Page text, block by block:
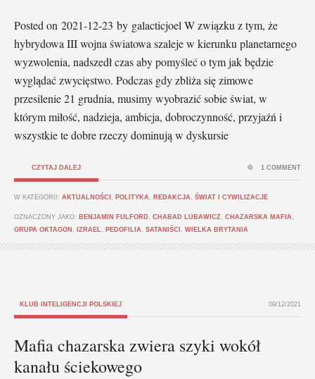
Posted on 2021-12-23 by galacticjoel W związku z tym, że
hybrydowa III wojna światowa szaleje w kierunku planetarnego
wyzwolenia, nadszedł czas aby pomyśleć o tym jak będzie
wyglądać zwycięstwo. Podczas gdy zbliża się zimowe
przesilenie 21 grudnia, musimy wyobrazić sobie świat, w
którym miłość, nadzieja, ambicja, dobroczynność, przyjaźń i
wszystkie te dobre rzeczy dominują w dyskursie
CZYTAJ DALEJ
W KATEGORII: AKTUALNOŚCI POLITYKA REDAKCJA ŚWIAT I CYWILIZACJE
OZNACZONY JAKO: BENJAMIN FULFORD CHABAD LUBAWICZ CHAZARSKA MAFIA
GRUPA OKTAGON
IZRAEL PEDOFILIA SATANIŚCI WIELKA BRYTANIA
1 COMMENT
KLUB INTELIGENCJI POLSKIEJ 09/12/2021
Mafia chazarska zwiera szyki wokół
kanału ściekowego